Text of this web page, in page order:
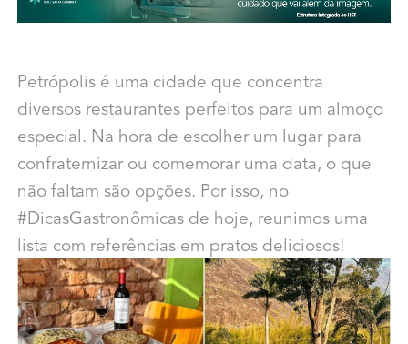
Petrópolis é uma cidade que concentra
diversos restaurantes perfeitos para um almoço
especial. Na hora de escolher um lugar para
confraternizar ou comemorar uma data, o que
não faltam são opções. Por isso, no
#DicasGastronômicas de hoje, reunimos uma
lista com referências em pratos deliciosos!